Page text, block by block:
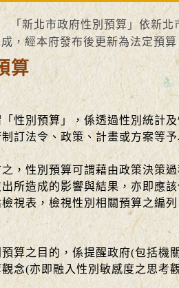
北市政府性別預算」依新北市
，經本府發布後更新為法定預
算
「性別預算」，係透過性別統計
訂法令、政策、計畫或方案等
性別預算可謂藉由政策決策過
所造成的影響與結果，亦即應
視表，檢視性別相關預算之編列
之目的，係提醒政府(包括機關
念(亦即融入性別敏感度之思考